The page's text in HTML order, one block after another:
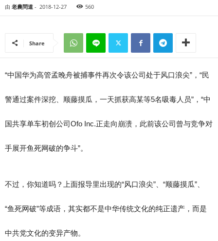
由 老農問道 - 2018-12-27 560
Share
“中国华为高管孟晚舟被捕事件再次令该公司处于风口浪尖”，“民
警通过案件深挖、顺藤摸瓜，一天抓获高某等5名吸毒人员”，“中
国共享单车初创公司Ofo Inc.正走向崩溃，此前该公司曾与竞争对
手展开鱼死网破的争斗”。
不过，你知道吗？上面报导里出现的“风口浪尖”、“顺藤摸瓜”、
“鱼死网破”等成语，其实都不是中华传统文化的纯正遗产，而是
中共党文化的变异产物。